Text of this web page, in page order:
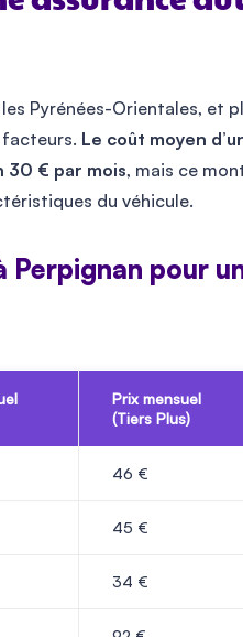
Pyrénées-Orientales, et
Le coût moyen
30 € par mois, mais ce
du véhicule.
Perpignan pour
Prix mensuel
(Tiers Plus)
46 €
45 €
34 €